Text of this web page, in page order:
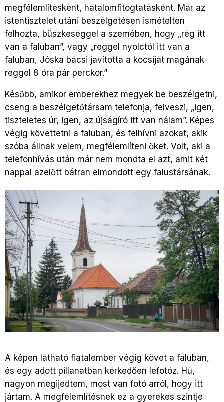
megfélemlítésként, hatalomfitogtatásként. Már az
istentisztelet utáni beszélgetésen ismételten
felhozta, büszkeséggel a szemében, hogy „rég itt
van a faluban”, vagy „reggel nyolctól itt van a
faluban, Jóska bácsi javította a kocsiját magának
reggel 8 óra pár perckor.”
Később, amikor emberekhez megyek be beszélgetni,
cseng a beszélgetőtársam telefonja, felveszi, „igen,
tiszteletes úr, igen, az újságíró itt van nálam”. Képes
végig követtetni a faluban, és felhívni azokat, akik
szóba állnak velem, megfélemlíteni őket. Volt, aki a
telefonhívás után már nem mondta el azt, amit két
nappal azelőtt bátran elmondott egy falustársának.
A képen látható fiatalember végig követ a faluban,
és egy adott pillanatban kérkedően lefotóz. Hú,
nagyon megijedtem, most van fotó arról, hogy itt
jártam. A megfélemlítésnek ez a gyerekes szintje